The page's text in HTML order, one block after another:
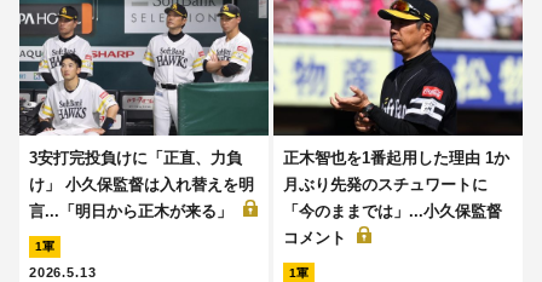
3安打完投負けに「正直、力負
け」 小久保監督は入れ替えを明
言...「明日から正木が来る」
1軍
2026.5.13
正木智也を1番起用した理由 1か
月ぶり先発のスチュワートに
「今のままでは」...小久保監督
コメント
1軍